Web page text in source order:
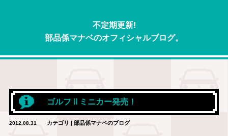
不定期更新!
部品係マナベのオフィシャルブログ。
ゴルフⅡミニカー発売！
2012.08.31 カテゴリ | 部品係マナベのブログ